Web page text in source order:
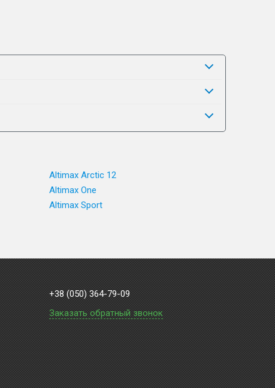
Altimax Arctic 12
Altimax One
Altimax Sport
+38 (050) 364-79-09
Заказать обратный звонок